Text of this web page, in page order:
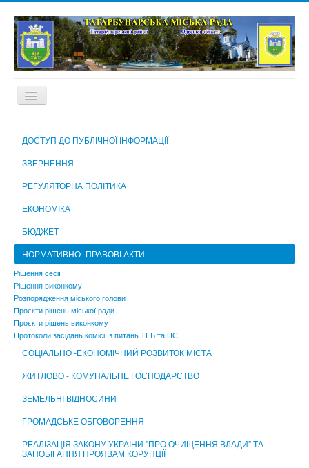
ВИКОНАВЧІ ОРГАНИ МІСЬКОЇ РАДИ
КОМУНАЛЬНІ ПІДПРИЄМСТВА, УСТАНОВИ ТА ЗАКЛАДИ
МІСЬКА ВИБОРЧА КОМІСІЯ
ЦЕНТР НАДАННЯ АДМІНІСТРАТИВНИХ ПОСЛУГ
ДОСТУП ДО ПУБЛІЧНОЇ ІНФОРМАЦІЇ
ЗВЕРНЕННЯ
РЕГУЛЯТОРНА ПОЛІТИКА
ЕКОНОМІКА
БЮДЖЕТ
НОРМАТИВНО- ПРАВОВІ АКТИ
Рішення сесії
Рішення виконкому
Розпорядження міського голови
Проєкти рішень міської ради
Проєкти рішень виконкому
Протоколи засідань комісії з питань ТЕБ та НС
СОЦІАЛЬНО -ЕКОНОМІЧНИЙ РОЗВИТОК МІСТА
ЖИТЛОВО - КОМУНАЛЬНЕ ГОСПОДАРСТВО
ЗЕМЕЛЬНІ ВІДНОСИНИ
ГРОМАДСЬКЕ ОБГОВОРЕННЯ
РЕАЛІЗАЦІЯ ЗАКОНУ УКРАЇНИ "ПРО ОЧИЩЕННЯ ВЛАДИ" ТА
ЗАПОБІГАННЯ ПРОЯВАМ КОРУПЦІЇ